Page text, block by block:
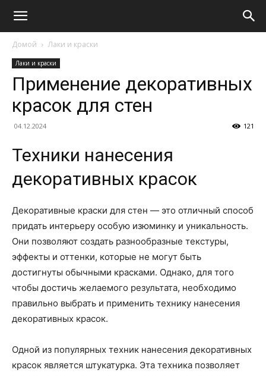
Домой Лаки и краски
Лаки и краски
Применение декоративных
красок для стен
04.12.2024 121
Техники нанесения
декоративных красок
Декоративные краски для стен — это отличный способ
придать интерьеру особую изюминку и уникальность.
Они позволяют создать разнообразные текстуры,
эффекты и оттенки, которые не могут быть
достигнуты обычными красками. Однако, для того
чтобы достичь желаемого результата, необходимо
правильно выбрать и применить технику нанесения
декоративных красок.
Одной из популярных техник нанесения декоративных
красок является штукатурка. Эта техника позволяет